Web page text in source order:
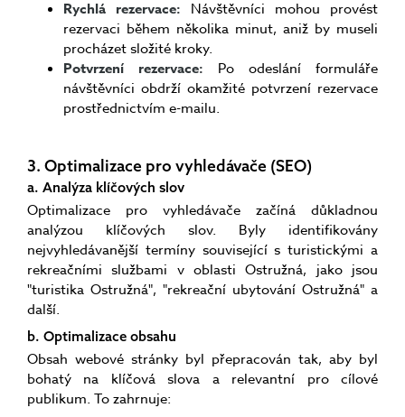
Rychlá rezervace: Návštěvníci mohou provést
rezervaci během několika minut, aniž by museli
procházet složité kroky.
Potvrzení rezervace: Po odeslání formuláře
návštěvníci obdrží okamžité potvrzení rezervace
prostřednictvím e-mailu.
3. Optimalizace pro vyhledávače (SEO)
a. Analýza klíčových slov
Optimalizace pro vyhledávače začíná důkladnou
analýzou klíčových slov. Byly identifikovány
nejvyhledávanější termíny související s turistickými a
rekreačními službami v oblasti Ostružná, jako jsou
"turistika Ostružná", "rekreační ubytování Ostružná" a
další.
b. Optimalizace obsahu
Obsah webové stránky byl přepracován tak, aby byl
bohatý na klíčová slova a relevantní pro cílové
publikum. To zahrnuje: